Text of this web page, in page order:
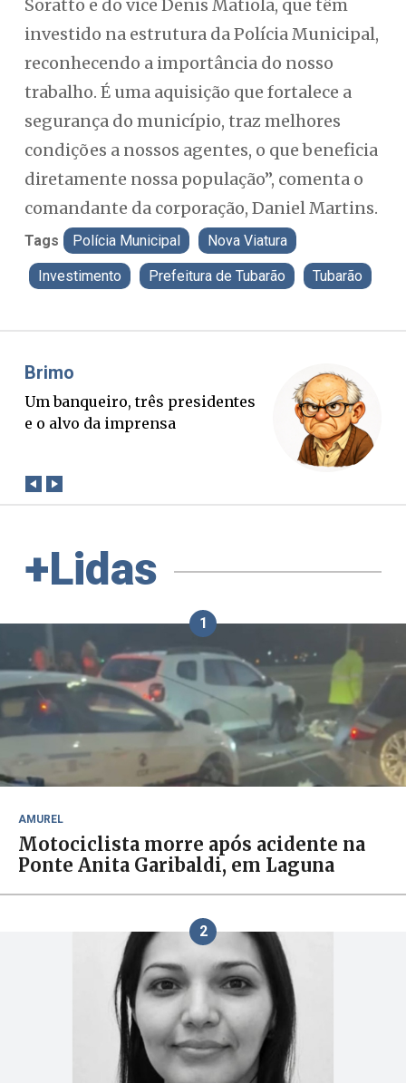
Soratto e do vice Denis Matiola, que têm
investido na estrutura da Polícia Municipal,
reconhecendo a importância do nosso
trabalho. É uma aquisição que fortalece a
segurança do município, traz melhores
condições a nossos agentes, o que beneficia
diretamente nossa população”, comenta o
comandante da corporação, Daniel Martins.
Tags Polícia Municipal Nova Viatura
Investimento Prefeitura de Tubarão Tubarão
O Boato corre mais rápido que a
verdade. Mas quem paga a
+Lidas
1
AMUREL
Motociclista morre após acidente na
Ponte Anita Garibaldi, em Laguna
2